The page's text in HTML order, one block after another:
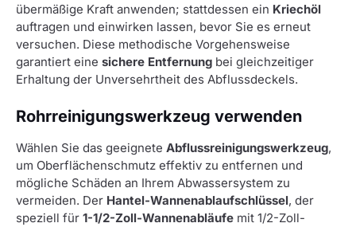
übermäßige Kraft anwenden; stattdessen ein Kriechöl
auftragen und einwirken lassen, bevor Sie es erneut
versuchen. Diese methodische Vorgehensweise
garantiert eine sichere Entfernung bei gleichzeitiger
Erhaltung der Unversehrtheit des Abflussdeckels.
Rohrreinigungswerkzeug verwenden
Wählen Sie das geeignete Abflussreinigungswerkzeug,
um Oberflächenschmutz effektiv zu entfernen und
mögliche Schäden an Ihrem Abwassersystem zu
vermeiden. Der Hantel-Wannenablaufschlüssel, der
speziell für 1-1/2-Zoll-Wannenabläufe mit 1/2-Zoll-